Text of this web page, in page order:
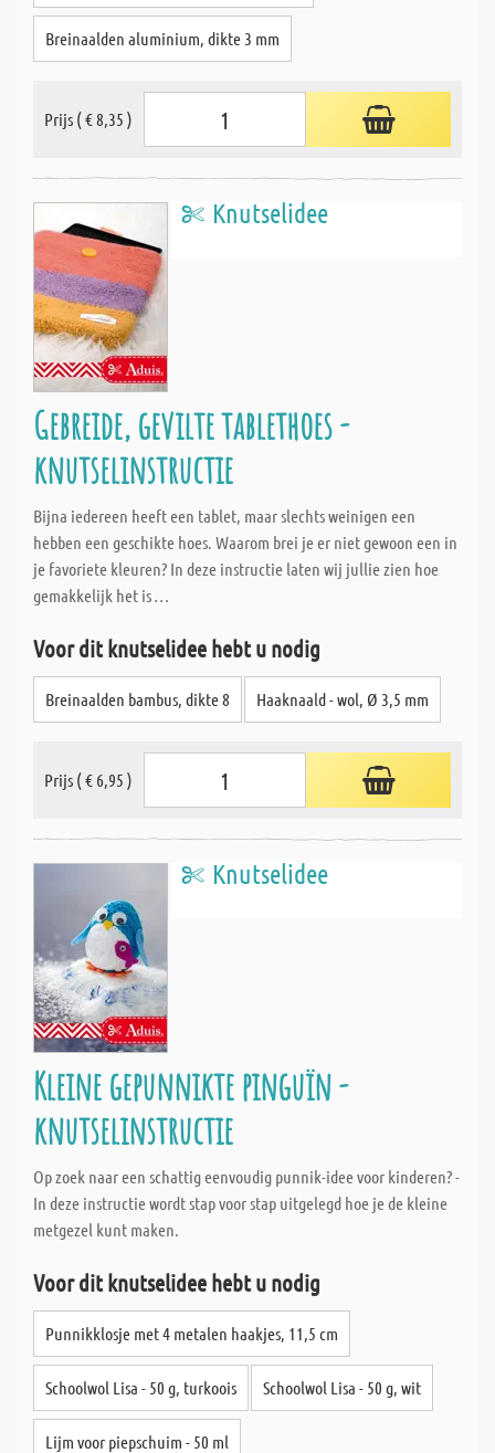
Breinaalden aluminium, dikte 3 mm
Prijs ( € 8,35 )
Knutselidee
Gebreide, gevilte tablethoes -
knutselinstructie
Bijna iedereen heeft een tablet, maar slechts weinigen een
hebben een geschikte hoes. Waarom brei je er niet gewoon een in
je favoriete kleuren? In deze instructie laten wij jullie zien hoe
gemakkelijk het is …
Voor dit knutselidee hebt u nodig
Breinaalden bambus, dikte 8 Haaknaald - wol, Ø 3,5 mm
Prijs ( € 6,95 )
Knutselidee
Kleine gepunnikte pinguïn -
knutselinstructie
Op zoek naar een schattig eenvoudig punnik-idee voor kinderen? -
In deze instructie wordt stap voor stap uitgelegd hoe je de kleine
metgezel kunt maken.
Voor dit knutselidee hebt u nodig
Punnikklosje met 4 metalen haakjes, 11,5 cm
Schoolwol Lisa - 50 g, turkoois Schoolwol Lisa - 50 g, wit
Lijm voor piepschuim - 50 ml